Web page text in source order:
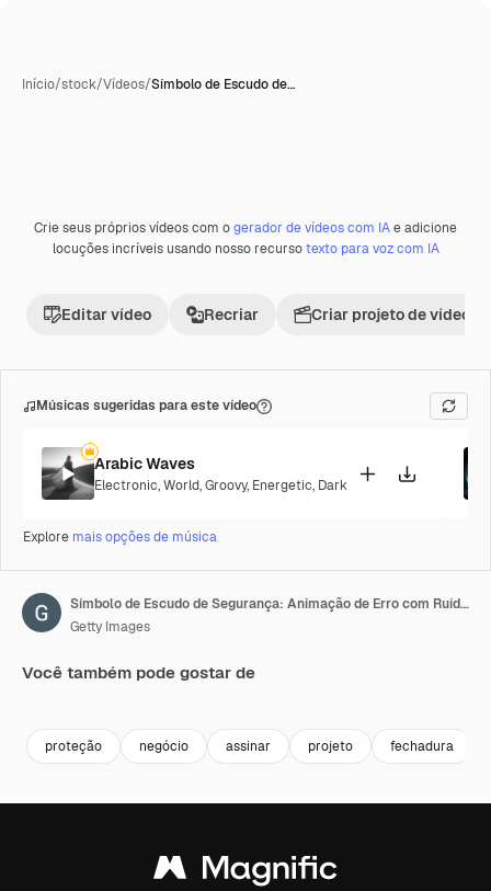
Início/stock/Vídeos/Símbolo de Escudo de…
Premium
Crie seus próprios vídeos com ogerador de vídeos com IAe adicione
locuções incríveis usando nosso recursotexto para voz com IA
Editar vídeo Recriar Criar projeto de vídeo
Músicas sugeridas para este vídeo
Arabic Waves
Electronic,World,Groovy, Energetic, Dark
Explore mais opções de música
Símbolo de Escudo de Segurança: Animação de Erro com Ruído de Pixel Digital
Getty Images
Você também pode gostar de
proteção negócio assinar projeto fechadura